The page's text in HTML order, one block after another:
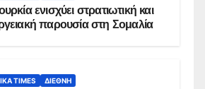
ενισχύει στρατιωτική και
παρουσία στη Σομαλία
TIMES ΔΙΕΘΝΉ